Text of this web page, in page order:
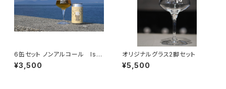
6缶セット ノンアルコール Isla
nd Free（アイランドフリー）
¥3,500
オリジナルグラス2脚セット
¥5,500